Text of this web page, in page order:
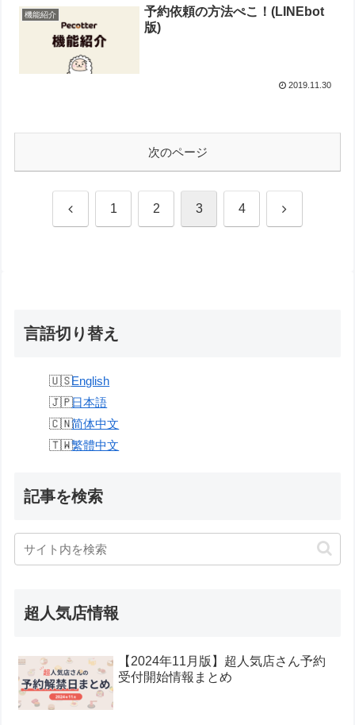
機能紹介
予約依頼の方法ぺこ！(LINEbot
版)
2019.11.30
次のページ
前 1 2 3 4 次
言語切り替え
English
日本語
简体中文
繁體中文
記事を検索
超人気店情報
【2024年11月版】超人気店さん予約
受付開始情報まとめ